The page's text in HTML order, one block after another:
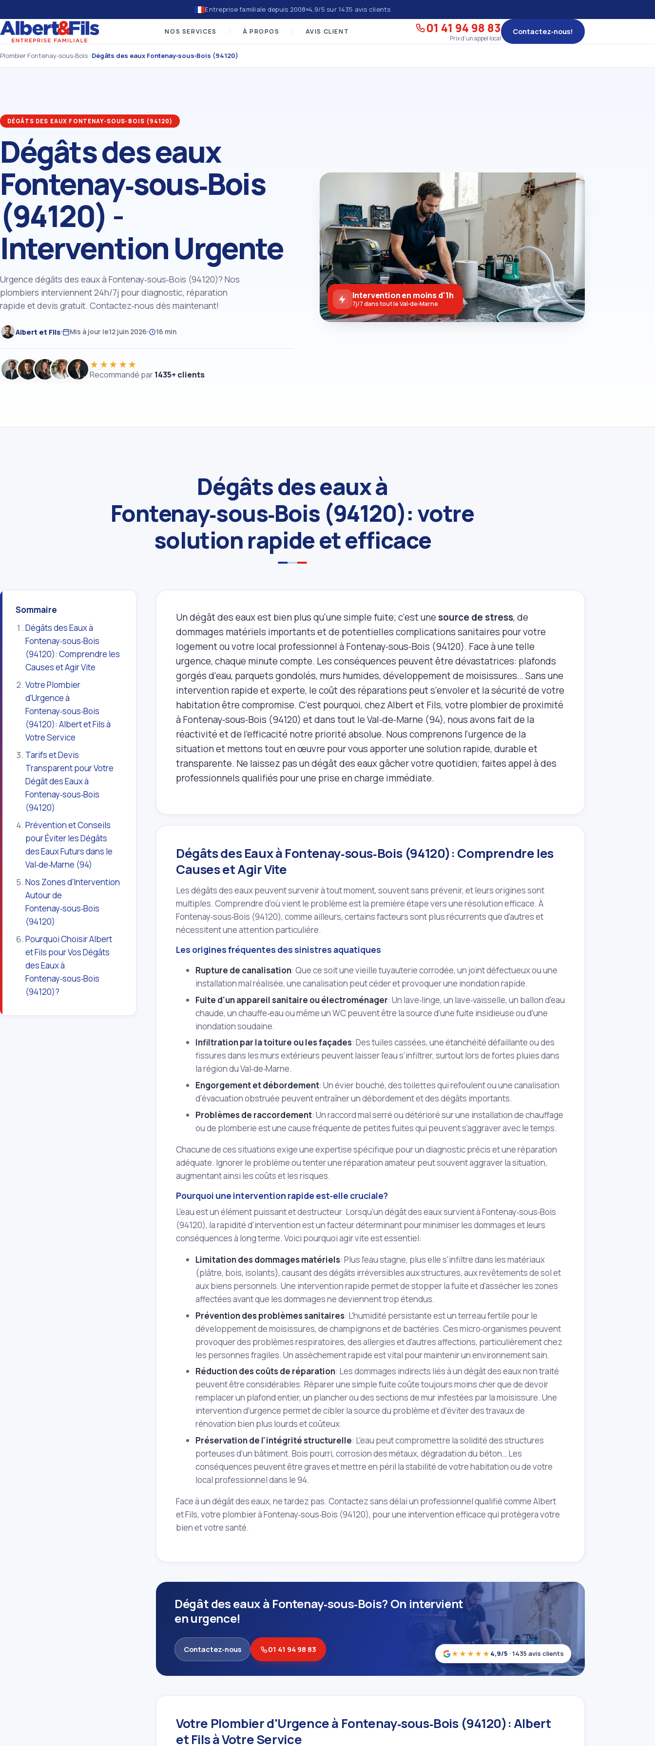
Entreprise familiale depuis 2008 4,9/5 sur 1435 avis clients
NOS SERVICES À PROPOS AVIS CLIENT 01 41 94 98 83
Prix d'un appel local
Contactez‑nous!
Plombier Fontenay‑sous‑Bois›Dégâts des eaux Fontenay‑sous‑Bois (94120)
DÉGÂTS DES EAUX FONTENAY‑SOUS‑BOIS (94120)
Dégâts des eaux
Fontenay‑sous‑Bois
(94120) -
Intervention Urgente
Urgence dégâts des eaux à Fontenay‑sous‑Bois (94120)? Nos
plombiers interviennent 24h/7j pour diagnostic, réparation
rapide et devis gratuit. Contactez‑nous dès maintenant!
Albert et Fils Mis à jour le12 juin 2026 16 min
★★★★★
Recommandé par1435+ clients
Intervention en moins d'1h
7j/7 dans tout le Val‑de‑Marne
Dégâts des eaux à
Fontenay‑sous‑Bois (94120): votre
solution rapide et efficace
Sommaire
Dégâts des Eaux à
Fontenay‑sous‑Bois
(94120): Comprendre les
Causes et Agir Vite
Votre Plombier
d'Urgence à
Fontenay‑sous‑Bois
(94120): Albert et Fils à
Votre Service
Tarifs et Devis
Transparent pour Votre
Dégât des Eaux à
Fontenay‑sous‑Bois
(94120)
Prévention et Conseils
pour Éviter les Dégâts
des Eaux Futurs dans le
Val‑de‑Marne (94)
Nos Zones d'Intervention
Autour de
Fontenay‑sous‑Bois
(94120)
Pourquoi Choisir Albert
et Fils pour Vos Dégâts
des Eaux à
Fontenay‑sous‑Bois
(94120)?
Un dégât des eaux est bien plus qu'une simple fuite; c'est unesource de stress, de
dommages matériels importants et de potentielles complications sanitaires pour votre
logement ou votre local professionnel à Fontenay‑sous‑Bois (94120). Face à une telle
urgence, chaque minute compte. Les conséquences peuvent être dévastatrices: plafonds
gorgés d'eau, parquets gondolés, murs humides, développement de moisissures… Sans une
intervention rapide et experte, le coût des réparations peut s'envoler et la sécurité de votre
habitation être compromise. C'est pourquoi, chez Albert et Fils, votre plombier de proximité
à Fontenay‑sous‑Bois (94120) et dans tout le Val‑de‑Marne (94), nous avons fait de la
réactivité et de l'efficacité notre priorité absolue. Nous comprenons l'urgence de la
situation et mettons tout en œuvre pour vous apporter une solution rapide, durable et
transparente. Ne laissez pas un dégât des eaux gâcher votre quotidien; faites appel à des
professionnels qualifiés pour une prise en charge immédiate.
Dégâts des Eaux à Fontenay‑sous‑Bois (94120): Comprendre les
Causes et Agir Vite
Les dégâts des eaux peuvent survenir à tout moment, souvent sans prévenir, et leurs origines sont
multiples. Comprendre d'où vient le problème est la première étape vers une résolution efficace. À
Fontenay‑sous‑Bois (94120), comme ailleurs, certains facteurs sont plus récurrents que d'autres et
nécessitent une attention particulière.
Les origines fréquentes des sinistres aquatiques
Rupture de canalisation: Que ce soit une vieille tuyauterie corrodée, un joint défectueux ou une
installation mal réalisée, une canalisation peut céder et provoquer une inondation rapide.
Fuite d'un appareil sanitaire ou électroménager: Un lave‑linge, un lave‑vaisselle, un ballon d'eau
chaude, un chauffe‑eau ou même un WC peuvent être la source d'une fuite insidieuse ou d'une
inondation soudaine.
Infiltration par la toiture ou les façades: Des tuiles cassées, une étanchéité défaillante ou des
fissures dans les murs extérieurs peuvent laisser l'eau s'infiltrer, surtout lors de fortes pluies dans
la région du Val‑de‑Marne.
Engorgement et débordement: Un évier bouché, des toilettes qui refoulent ou une canalisation
d'évacuation obstruée peuvent entraîner un débordement et des dégâts importants.
Problèmes de raccordement: Un raccord mal serré ou détérioré sur une installation de chauffage
ou de plomberie est une cause fréquente de petites fuites qui peuvent s'aggraver avec le temps.
Chacune de ces situations exige une expertise spécifique pour un diagnostic précis et une réparation
adéquate. Ignorer le problème ou tenter une réparation amateur peut souvent aggraver la situation,
augmentant ainsi les coûts et les risques.
Pourquoi une intervention rapide est‑elle cruciale?
L'eau est un élément puissant et destructeur. Lorsqu'un dégât des eaux survient à Fontenay‑sous‑Bois
(94120), la rapidité d'intervention est un facteur déterminant pour minimiser les dommages et leurs
conséquences à long terme. Voici pourquoi agir vite est essentiel:
Limitation des dommages matériels: Plus l'eau stagne, plus elle s'infiltre dans les matériaux
(plâtre, bois, isolants), causant des dégâts irréversibles aux structures, aux revêtements de sol et
aux biens personnels. Une intervention rapide permet de stopper la fuite et d'assécher les zones
affectées avant que les dommages ne deviennent trop étendus.
Prévention des problèmes sanitaires: L'humidité persistante est un terreau fertile pour le
développement de moisissures, de champignons et de bactéries. Ces micro‑organismes peuvent
provoquer des problèmes respiratoires, des allergies et d'autres affections, particulièrement chez
les personnes fragiles. Un assèchement rapide est vital pour maintenir un environnement sain.
Réduction des coûts de réparation: Les dommages indirects liés à un dégât des eaux non traité
peuvent être considérables. Réparer une simple fuite coûte toujours moins cher que de devoir
remplacer un plafond entier, un plancher ou des sections de mur infestées par la moisissure. Une
intervention d'urgence permet de cibler la source du problème et d'éviter des travaux de
rénovation bien plus lourds et coûteux.
Préservation de l'intégrité structurelle: L'eau peut compromettre la solidité des structures
porteuses d'un bâtiment. Bois pourri, corrosion des métaux, dégradation du béton… Les
conséquences peuvent être graves et mettre en péril la stabilité de votre habitation ou de votre
local professionnel dans le 94.
Face à un dégât des eaux, ne tardez pas. Contactez sans délai un professionnel qualifié comme Albert
et Fils, votre plombier à Fontenay‑sous‑Bois (94120), pour une intervention efficace qui protègera votre
bien et votre santé.
★★★★★4,9/5 · 1435 avis clients
Dégât des eaux à Fontenay‑sous‑Bois? On intervient
en urgence!
Contactez‑nous 01 41 94 98 83
Votre Plombier d'Urgence à Fontenay‑sous‑Bois (94120): Albert
et Fils à Votre Service